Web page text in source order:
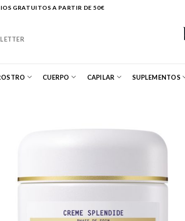
GRATUITOS A PARTIR DE 50€
CUERPO CAPILAR SUPLEMENTOS